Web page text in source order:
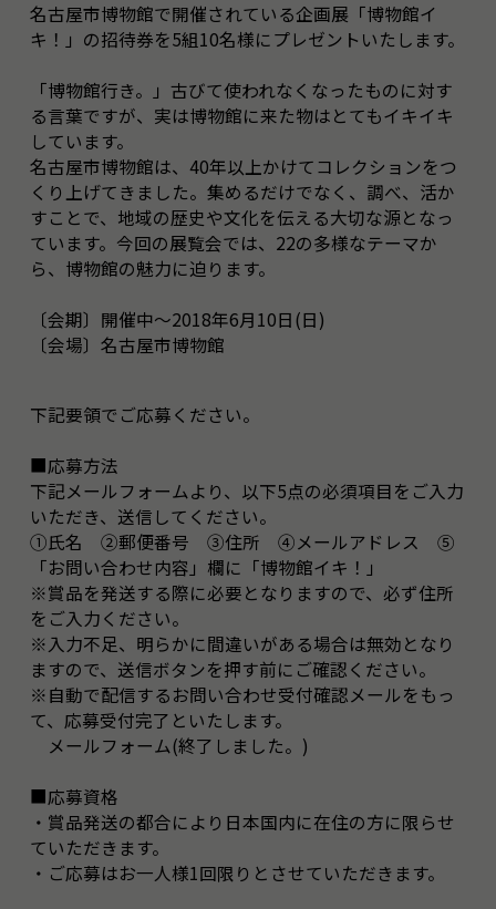
名古屋市博物館で開催されている企画展「博物館イ
キ！」の招待券を5組10名様にプレゼントいたします。
「博物館行き。」古びて使われなくなったものに対す
る言葉ですが、実は博物館に来た物はとてもイキイキ
しています。
名古屋市博物館は、40年以上かけてコレクションをつ
くり上げてきました。集めるだけでなく、調べ、活か
すことで、地域の歴史や文化を伝える大切な源となっ
ています。今回の展覧会では、22の多様なテーマか
ら、博物館の魅力に迫ります。
〔会期〕開催中～2018年6月10日(日)
〔会場〕名古屋市博物館
下記要領でご応募ください。
■応募方法
下記メールフォームより、以下5点の必須項目をご入力
いただき、送信してください。
①氏名 ②郵便番号 ③住所 ④メールアドレス ⑤
「お問い合わせ内容」欄に「博物館イキ！」
※賞品を発送する際に必要となりますので、必ず住所
をご入力ください。
※入力不足、明らかに間違いがある場合は無効となり
ますので、送信ボタンを押す前にご確認ください。
※自動で配信するお問い合わせ受付確認メールをもっ
て、応募受付完了といたします。
メールフォーム(終了しました。)
■応募資格
・賞品発送の都合により日本国内に在住の方に限らせ
ていただきます。
・ご応募はお一人様1回限りとさせていただきます。